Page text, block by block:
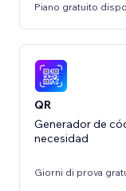
Piano gratuito
QR
Generador de
necesidad
Giorni di prova